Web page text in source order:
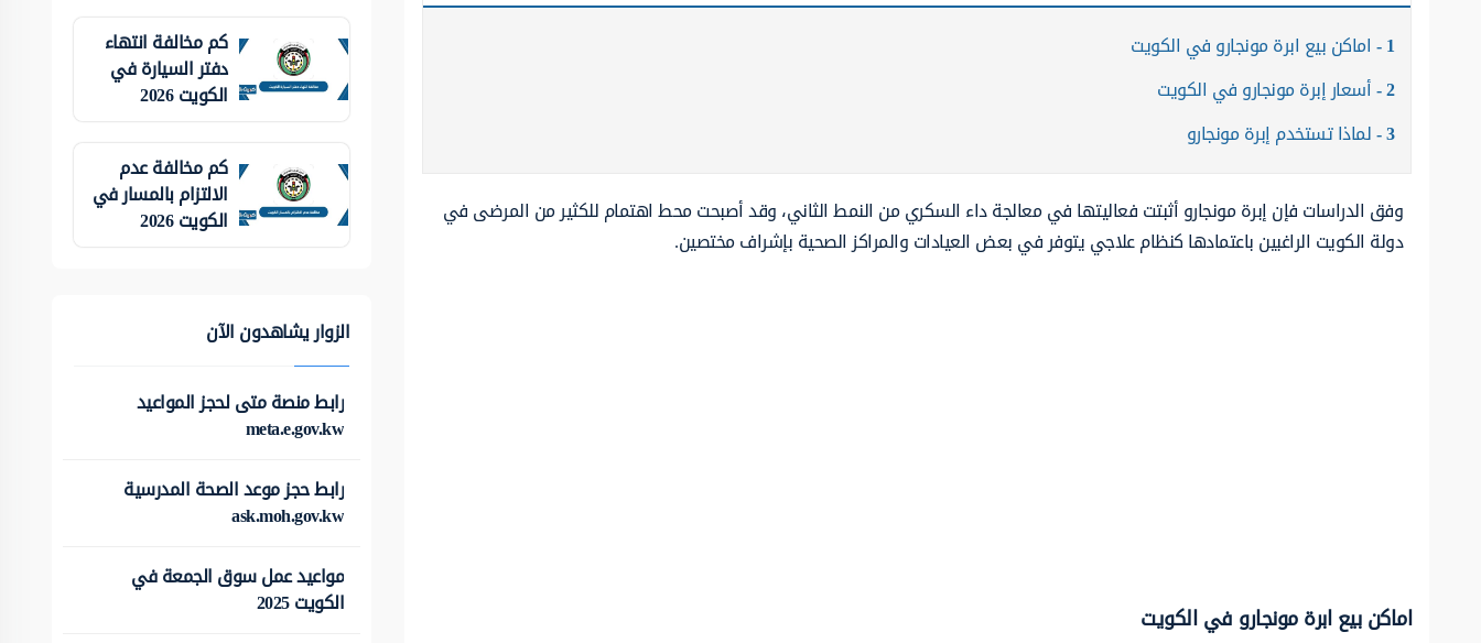
1 اماكن بيع ابرة مونجارو في الكويت
2 أسعار إبرة مونجارو في الكويت
3 لماذا تستخدم إبرة مونجارو
وفق الدراسات فإن إبرة مونجارو أثبتت فعاليتها في معالجة داء السكري من النمط الثاني، وقد أصبحت محط اهتمام للكثير من المرضى في
دولة الكويت الراغبين باعتمادها كنظام علاجي يتوفر في بعض العيادات والمراكز الصحية بإشراف مختصين.
اماكن بيع ابرة مونجارو في الكويت
كم مخالفة انتهاء
دفتر السيارة في
الكويت 2026
كم مخالفة عدم
الالتزام بالمسار في
الكويت 2026
الزوار يشاهدون الآن
رابط منصة متى لحجز المواعيد
meta.e.gov.kw
رابط حجز موعد الصحة المدرسية
ask.moh.gov.kw
مواعيد عمل سوق الجمعة في
الكويت 2025